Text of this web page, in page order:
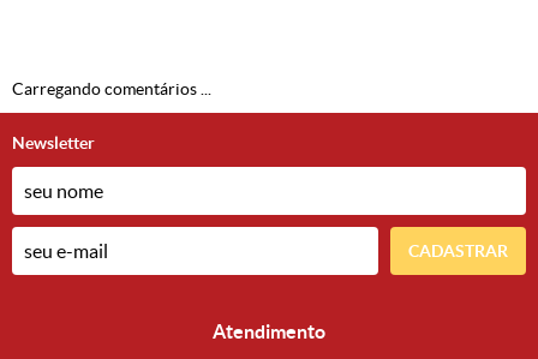
Carregando comentários ...
Newsletter
CADASTRAR
Atendimento